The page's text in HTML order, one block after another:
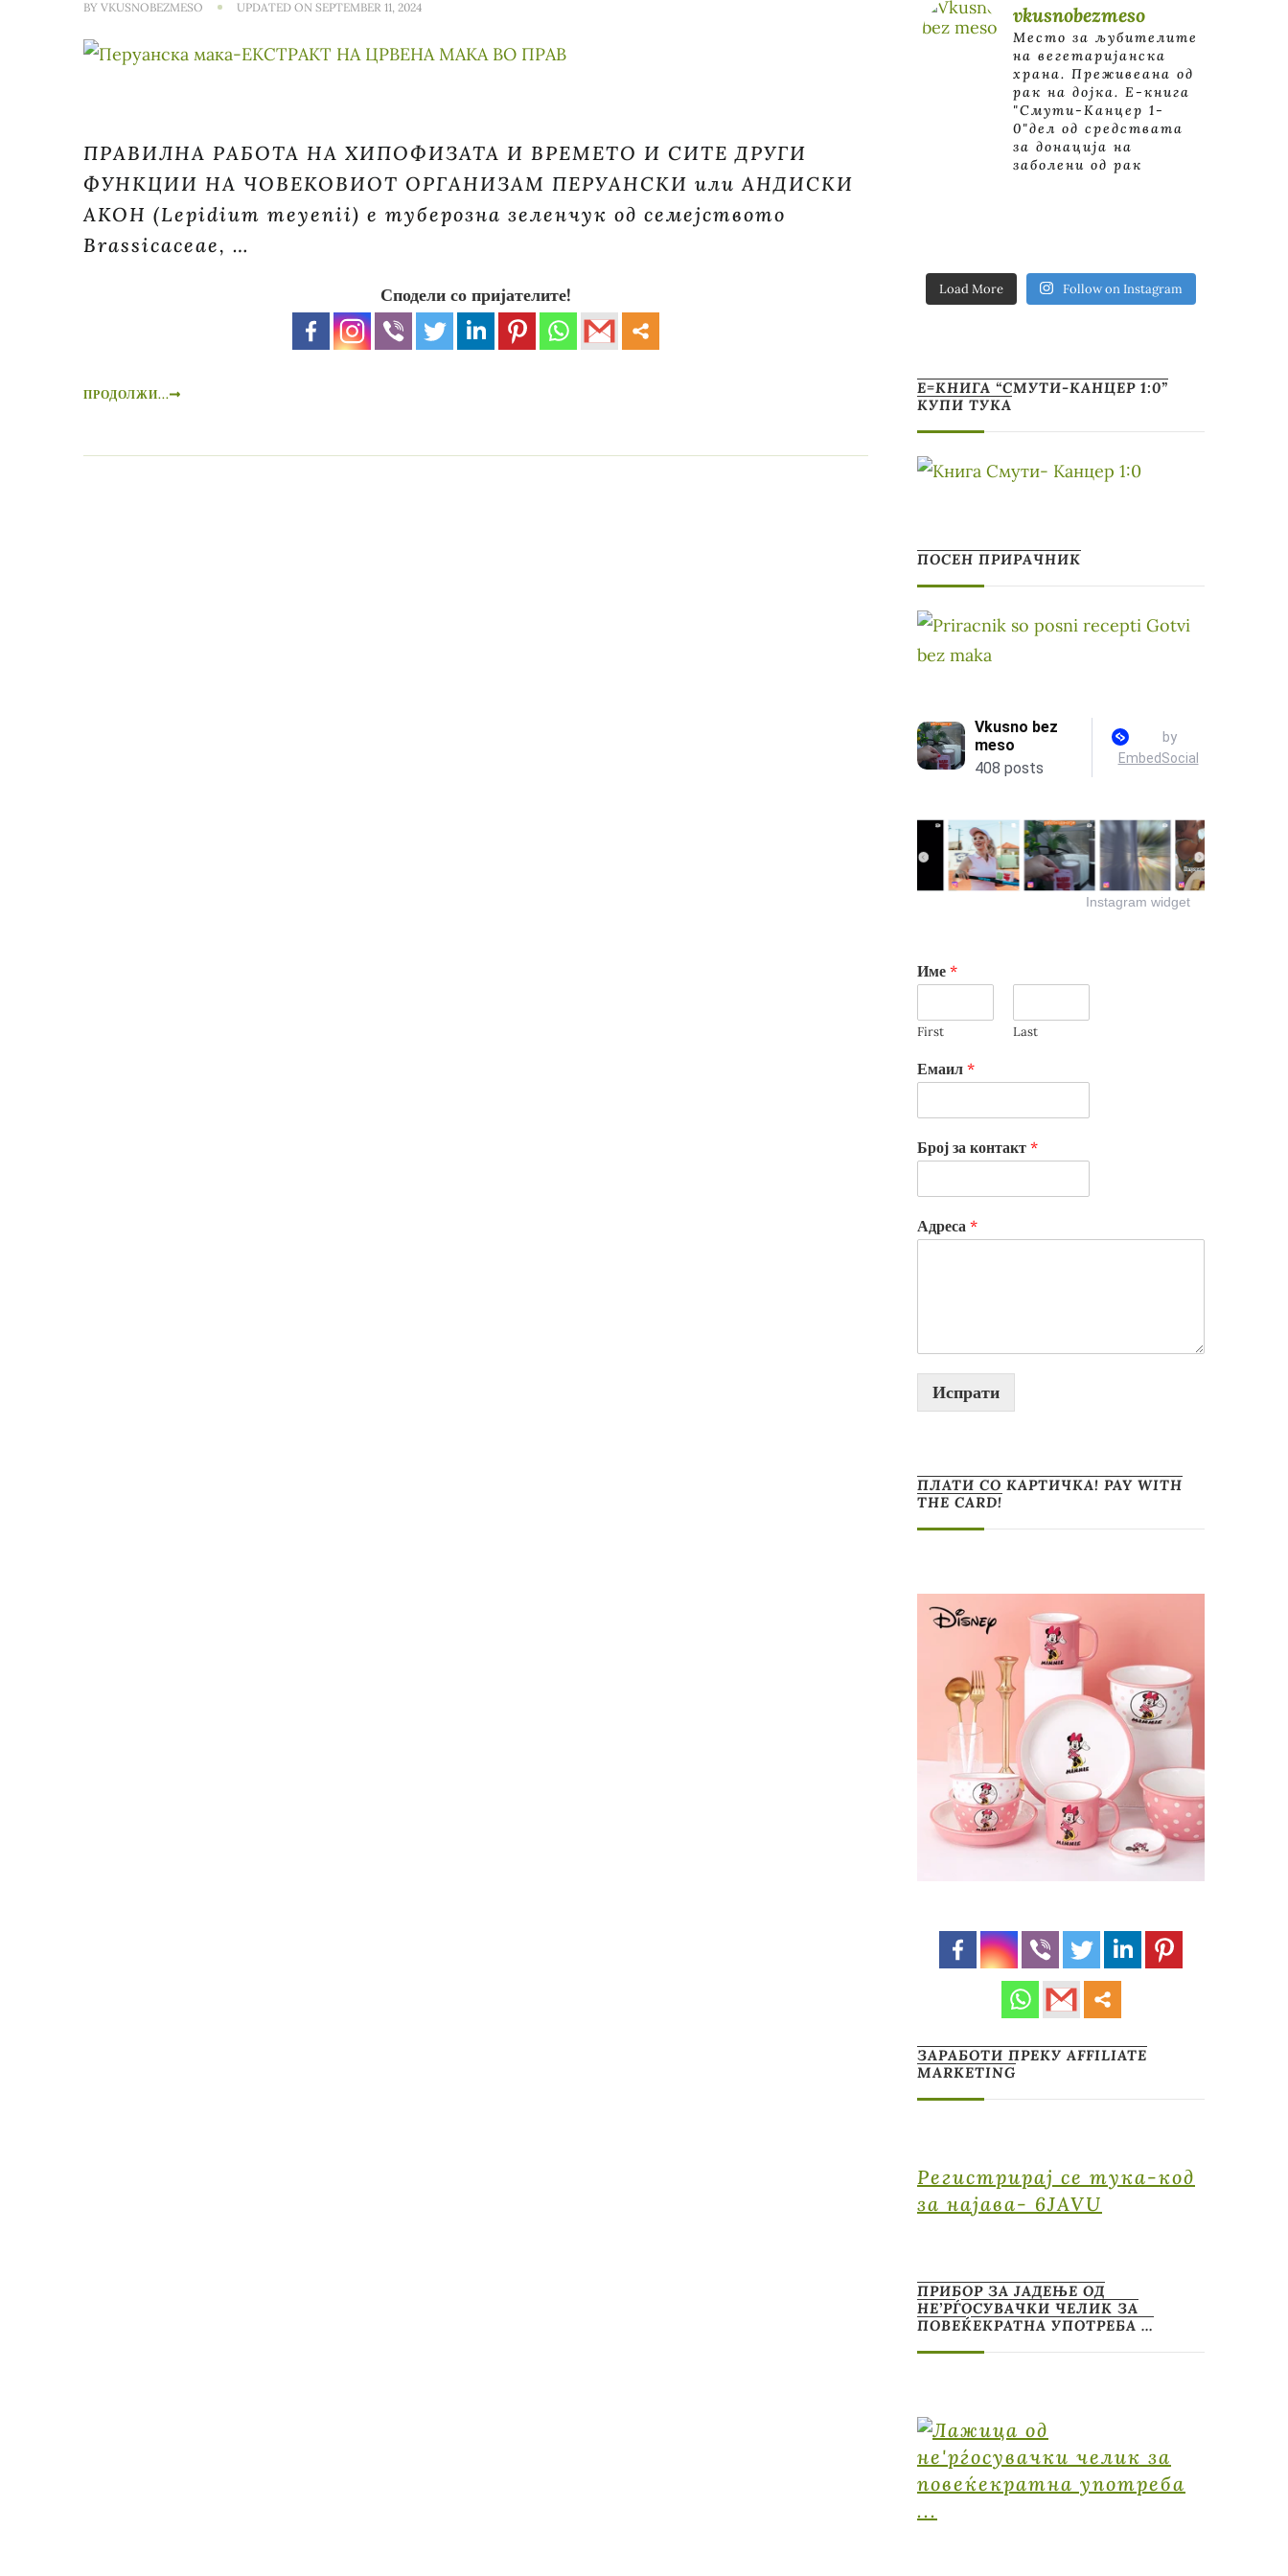
BYVKUSNOBEZMESO UPDATED ONSEPTEMBER 11, 2024
ПРАВИЛНА РАБОТА НА ХИПОФИЗАТА И ВРЕМЕТО И СИТЕ ДРУГИ
ФУНКЦИИ НА ЧОВЕКОВИОТ ОРГАНИЗАМ ПЕРУАНСКИ или АНДИСКИ
АКОН (Lepidium meyenii) е туберозна зеленчук од семејството
Brassicaceae, …
Сподели со пријателите!
ПРОДОЛЖИ...
vkusnobezmeso
Место за љубителите
на вегетаријанска
храна. Преживеана од
рак на дојка. E-книга
"Смути-Канцер 1-
0"дел од средствата
за донација на
заболени од рак
Load More Follow on Instagram
Е=КНИГА “СМУТИ-КАНЦЕР 1:0”
КУПИ ТУКА
ПОСЕН ПРИРАЧНИК
Instagram widget
Име *
First Last
Емаил *
Број за контакт *
Адреса *
Испрати
ПЛАТИ СО КАРТИЧКА! PAY WITH
THE CARD!
ЗАРАБОТИ ПРЕКУ AFFILIATE
MARKETING
Регистрирај се тука-код
за најава- 6JAVU
ПРИБОР ЗА ЈАДЕЊЕ ОД
НЕ’РЃОСУВАЧКИ ЧЕЛИК ЗА
ПОВЕЌЕКРАТНА УПОТРЕБА …